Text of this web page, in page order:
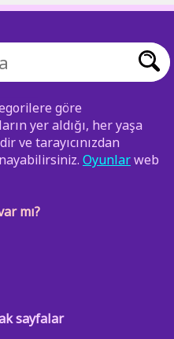
göre
yer aldığı, her yaşa
ve tarayıcınızdan
Oyunlarweb
mı?
sayfalar